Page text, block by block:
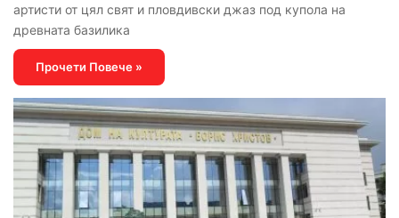
артисти от цял свят и пловдивски джаз под купола на
древната базилика
Прочети Повече »